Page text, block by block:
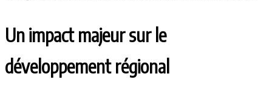
Un impact majeur sur le
développement régional